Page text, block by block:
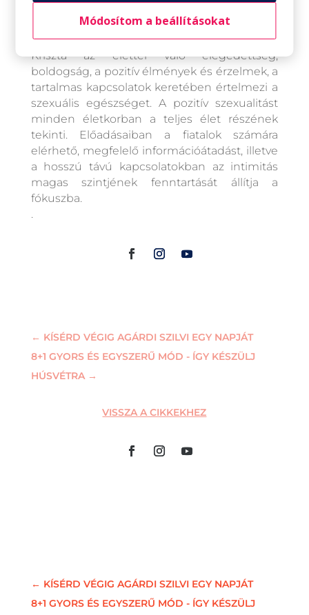
valamint a fizikai aktivitás és a szexuális
elégedettség szerepe a jól-létben, mentális
egészségben.
Kriszta az élettel való elégedettség,
boldogság, a pozitív élmények és érzelmek, a
tartalmas kapcsolatok keretében értelmezi a
szexuális egészséget. A pozitív szexualitást
minden életkorban a teljes élet részének
tekinti. Előadásaiban a fiatalok számára
elérhető, megfelelő információátadást, illetve
a hosszú távú kapcsolatokban az intimitás
magas szintjének fenntartását állítja a
fókuszba.
.
← KÍSÉRD VÉGIG AGÁRDI SZILVI EGY NAPJÁT
8+1 GYORS ÉS EGYSZERŰ MÓD - ÍGY KÉSZÜLJ
HÚSVÉTRA→
VISSZA A CIKKEKHEZ
← KÍSÉRD VÉGIG AGÁRDI SZILVI EGY NAPJÁT
8+1 GYORS ÉS EGYSZERŰ MÓD - ÍGY KÉSZÜLJ
Módosítom a beállításokat